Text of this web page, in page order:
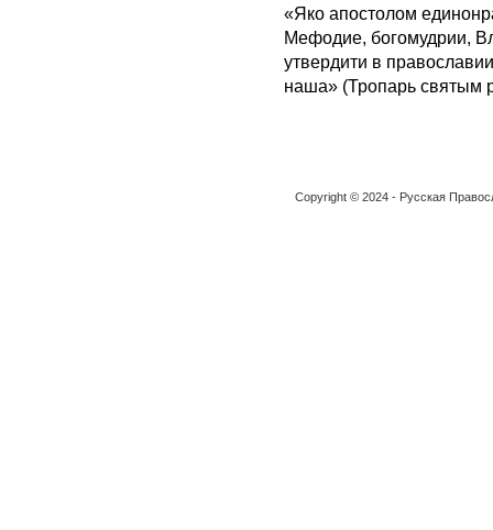
«Яко апостолом
Мефодие, богомудрии,
утвердити в
наша» (Тропарь святым
Copyright © 2024 - Русская